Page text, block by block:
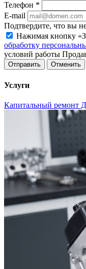
Телефон *
E-mail
Подтвердите, что вы
Нажимая кнопку
обработку
условий работы
Отменить
Услуги
Капитальный ремонт